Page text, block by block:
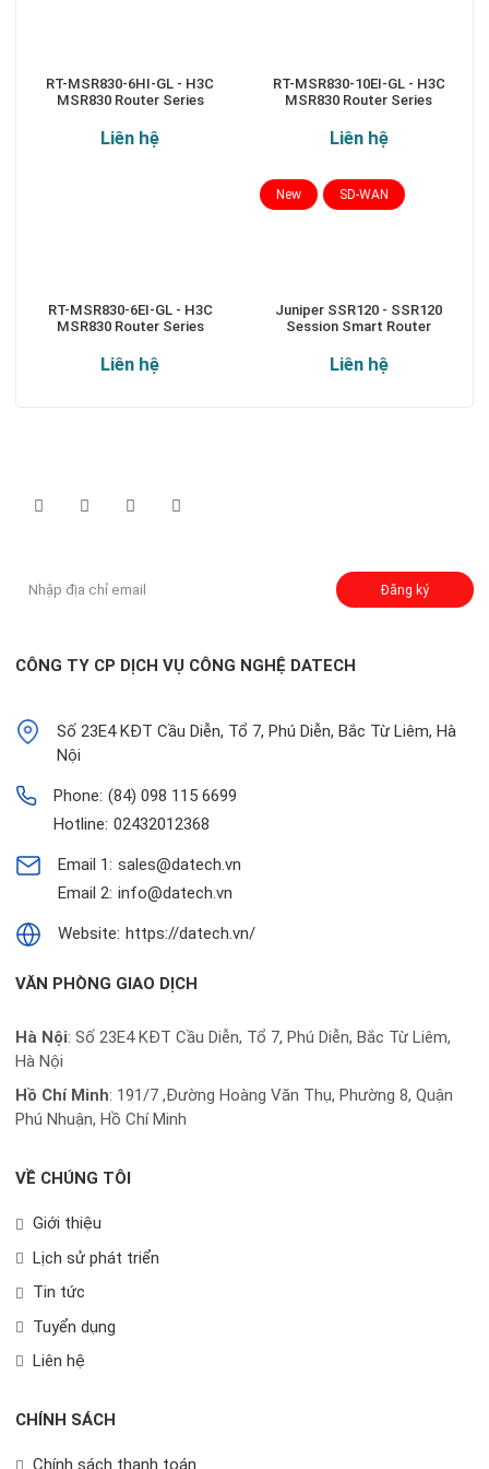
RT-MSR830-6HI-GL - H3C
MSR830 Router Series
Liên hệ
RT-MSR830-10EI-GL - H3C
MSR830 Router Series
Liên hệ
RT-MSR830-6EI-GL - H3C
MSR830 Router Series
Liên hệ
Juniper SSR120 - SSR120
Session Smart Router
Liên hệ
New SD-WAN
Đăng ký
CÔNG TY CP DỊCH VỤ CÔNG NGHỆ DATECH
Số 23E4 KĐT Cầu Diễn, Tổ 7, Phú Diễn, Bắc Từ Liêm, Hà
Nội
Phone: (84) 098 115 6699
Hotline: 02432012368
Email 1: sales@datech.vn
Email 2: info@datech.vn
Website: https://datech.vn/
VĂN PHÒNG GIAO DỊCH
Hà Nội: Số 23E4 KĐT Cầu Diễn, Tổ 7, Phú Diễn, Bắc Từ Liêm,
Hà Nội
Hồ Chí Minh: 191/7 ,Đường Hoàng Văn Thụ, Phường 8, Quận
Phú Nhuận, Hồ Chí Minh
VỀ CHÚNG TÔI
Giới thiệu
Lịch sử phát triển
Tin tức
Tuyển dụng
Liên hệ
CHÍNH SÁCH
Chính sách thanh toán